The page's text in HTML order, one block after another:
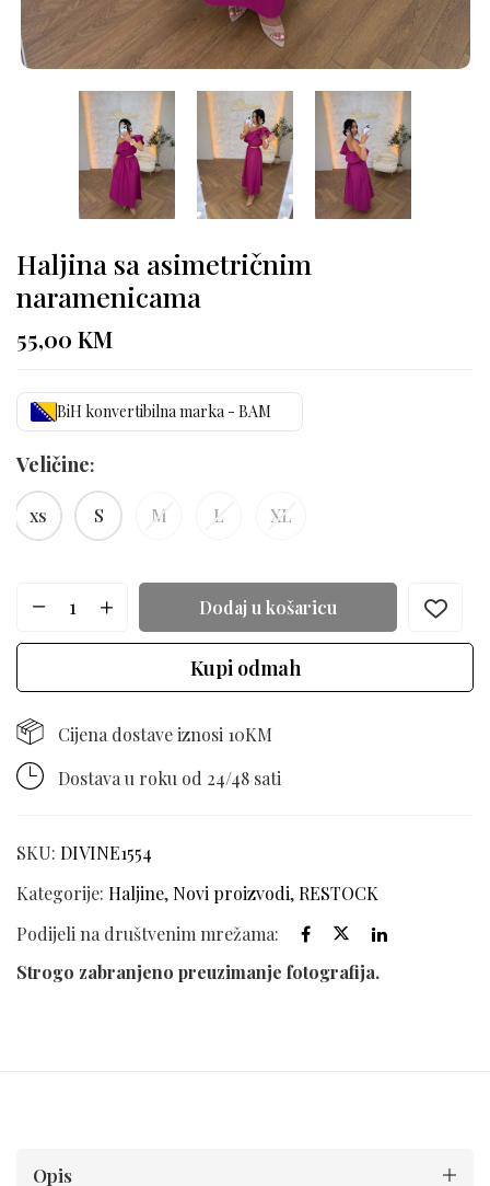
Haljina sa asimetričnim
naramenicama
55,00 KM
BiH konvertibilna marka - BAM
Veličine
xs S M L XL
Dodaj u košaricu
Kupi odmah
Cijena dostave iznosi 10KM
Dostava u roku od 24/48 sati
SKU: DIVINE1554
Kategorije: Haljine, Novi proizvodi, RESTOCK
Podijeli na društvenim mrežama:
Strogo zabranjeno preuzimanje fotografija.
Opis